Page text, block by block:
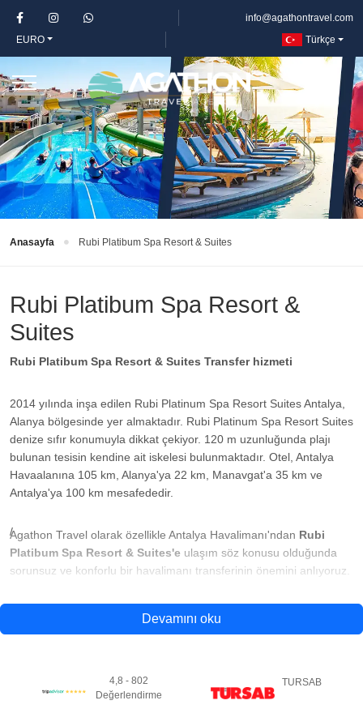
info@agathontravel.com
EURO
Türkçe
Anasayfa Rubi Platibum Spa Resort & Suites
Rubi Platibum Spa Resort &
Suites
Rubi Platibum Spa Resort & Suites Transfer hizmeti
2014 yılında inşa edilen Rubi Platinum Spa Resort Suites Antalya,
Alanya bölgesinde yer almaktadır. Rubi Platinum Spa Resort Suites
denize sıfır konumuyla dikkat çekiyor. 120 m uzunluğunda plajı
bulunan tesisin kendine ait iskelesi bulunmaktadır. Otel, Antalya
Havaalanına 105 km, Alanya'ya 22 km, Manavgat'a 35 km ve
Antalya'ya 100 km mesafededir.
Agathon Travel olarak özellikle Antalya Havalimanı'ndan Rubi
Platibum Spa Resort & Suites'e ulaşım söz konusu olduğunda
sorunsuz ve konforlu bir havalimanı transferinin önemini anlıyoruz.
havalimanı transfer hizmetleri sunuyoruz.
Daha sonra bagajınızı taşımanıza yardımcı olacak ve aracınıza
kadar size eşlik edeceklerdir. Grubunuzun büyüklüğüne ve
Devamını oku
4,8 - 802
Değerlendirme
TURSAB